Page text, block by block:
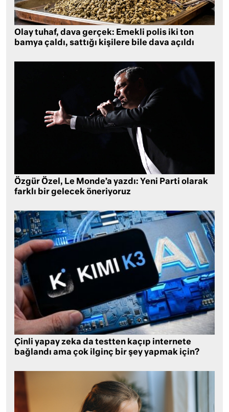
Olay tuhaf, dava gerçek: Emekli polis iki ton
bamya çaldı, sattığı kişilere bile dava açıldı
Özgür Özel, Le Monde’a yazdı: Yeni Parti olarak
farklı bir gelecek öneriyoruz
Çinli yapay zeka da testten kaçıp internete
bağlandı ama çok ilginç bir şey yapmak için?